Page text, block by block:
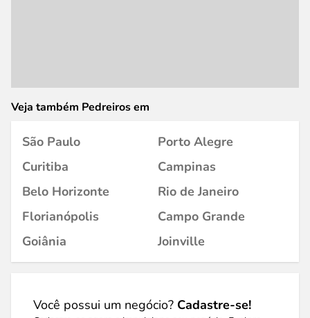
Veja também Pedreiros em
São Paulo
Porto Alegre
Curitiba
Campinas
Belo Horizonte
Rio de Janeiro
Florianópolis
Campo Grande
Goiânia
Joinville
Você possui um negócio? Cadastre-se!